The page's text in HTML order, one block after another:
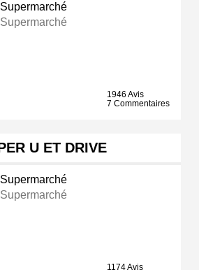
Supermarché
Supermarché
1946 Avis
7 Commentaires
U ET DRIVE
Supermarché
Supermarché
1174 Avis